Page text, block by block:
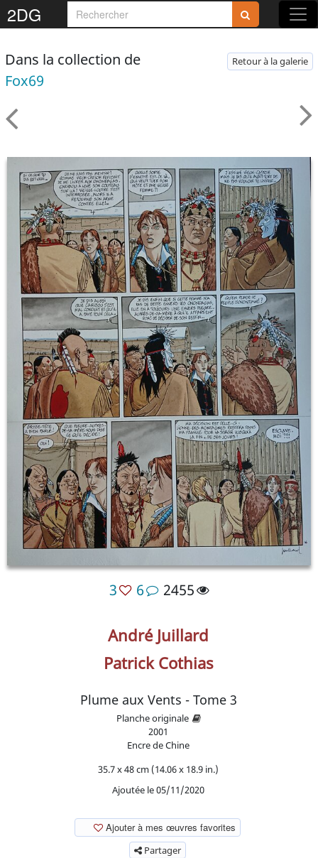
2DG
Dans la collection de
Fox69
Retour à la galerie
3 6 2455
André Juillard
Patrick Cothias
Plume aux Vents - Tome 3
Planche originale
2001
Encre de Chine
35.7 x 48 cm (14.06 x 18.9 in.)
Ajoutée le 05/11/2020
Ajouter à mes œuvres favorites
Partager